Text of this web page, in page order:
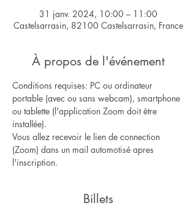
31 janv. 2024, 10:00 – 11:00
Castelsarrasin, 82100 Castelsarrasin, France
À propos de l'événement
Conditions requises: PC ou ordinateur
portable (avec ou sans webcam), smartphone
ou tablette (l'application Zoom doit être
installée).
Vous allez recevoir le lien de connection
(Zoom) dans un mail automotisé apres
l'inscription.
Billets